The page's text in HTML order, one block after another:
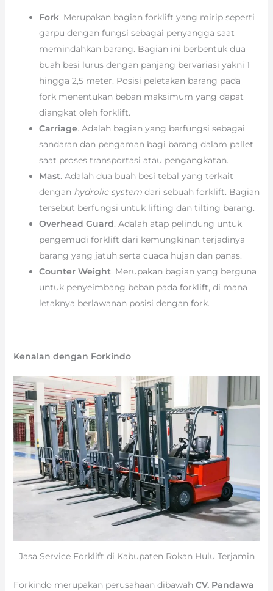
Fork. Merupakan bagian forklift yang mirip seperti
garpu dengan fungsi sebagai penyangga saat
memindahkan barang. Bagian ini berbentuk dua
buah besi lurus dengan panjang bervariasi yakni 1
hingga 2,5 meter. Posisi peletakan barang pada
fork menentukan beban maksimum yang dapat
diangkat oleh forklift.
Carriage. Adalah bagian yang berfungsi sebagai
sandaran dan pengaman bagi barang dalam pallet
saat proses transportasi atau pengangkatan.
Mast. Adalah dua buah besi tebal yang terkait
dengan hydrolic systemdari sebuah forklift. Bagian
tersebut berfungsi untuk lifting dan tilting barang.
Overhead Guard. Adalah atap pelindung untuk
pengemudi forklift dari kemungkinan terjadinya
barang yang jatuh serta cuaca hujan dan panas.
Counter Weight. Merupakan bagian yang berguna
untuk penyeimbang beban pada forklift, di mana
letaknya berlawanan posisi dengan fork.
Kenalan dengan Forkindo
Jasa Service Forklift di Kabupaten Rokan Hulu Terjamin
Forkindo merupakan perusahaan dibawah CV. Pandawa